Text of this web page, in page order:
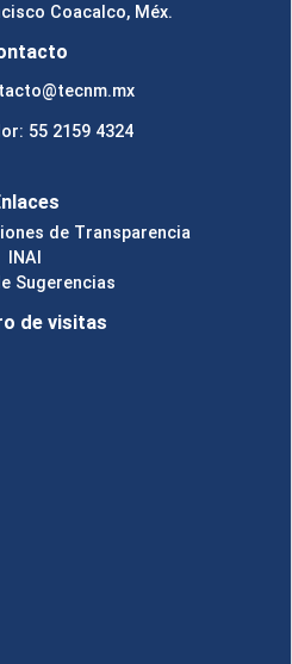
Coacalco, Méx.
55 2159 4324
de Transparencia
INAI
Sugerencias
de visitas